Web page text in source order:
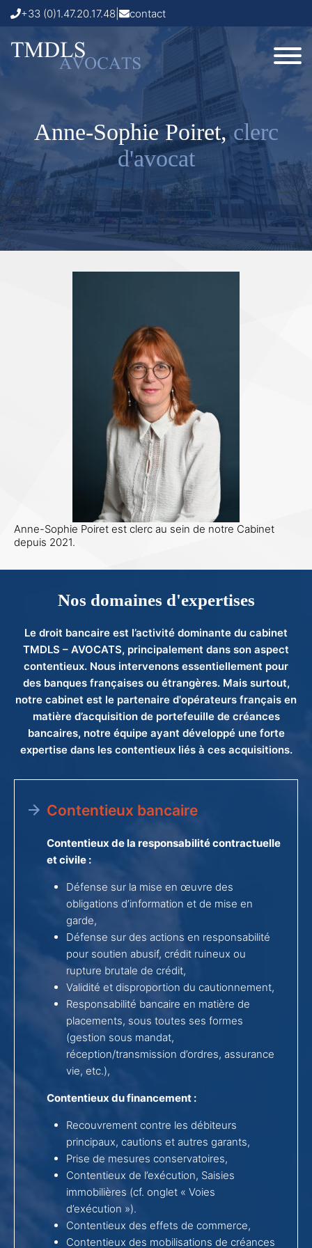
+33 (0)1.47.20.17.48 contact
Anne-Sophie Poiret,clerc
d'avocat
Anne-Sophie Poiret est clerc au sein de notre Cabinet
depuis 2021.
Nos domaines d'expertises
Le droit bancaire est l’activité dominante du cabinet
TMDLS – AVOCATS, principalement dans son aspect
contentieux. Nous intervenons essentiellement pour
des banques françaises ou étrangères. Mais surtout,
notre cabinet est le partenaire d'opérateurs français en
matière d’acquisition de portefeuille de créances
bancaires, notre équipe ayant développé une forte
expertise dans les contentieux liés à ces acquisitions.
Contentieux bancaire
Contentieux de la responsabilité contractuelle
et civile :
Défense sur la mise en œuvre des
obligations d’information et de mise en
garde,
Défense sur des actions en responsabilité
pour soutien abusif, crédit ruineux ou
rupture brutale de crédit,
Validité et disproportion du cautionnement,
Responsabilité bancaire en matière de
placements, sous toutes ses formes
(gestion sous mandat,
réception/transmission d’ordres, assurance
vie, etc.),
Contentieux du financement :
Recouvrement contre les débiteurs
principaux, cautions et autres garants,
Prise de mesures conservatoires,
Contentieux de l’exécution, Saisies
immobilières (cf. onglet « Voies
d’exécution »).
Contentieux des effets de commerce,
Contentieux des mobilisations de créances